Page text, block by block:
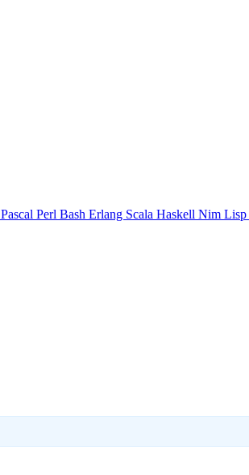
Pascal Perl Bash Erlang Scala Haskell Nim Lisp